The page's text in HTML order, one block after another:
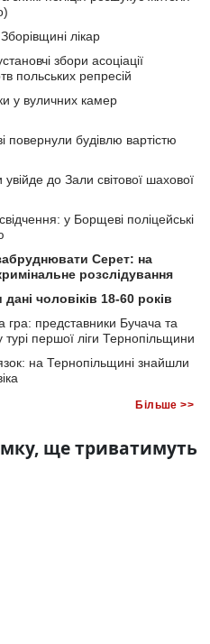
лікар
збори асоціації
польських репресій
у вуличних камер
повернули будівлю вартістю
до Зали світової шахової
у Борщеві поліцейські
Серет: на
розслідування
чоловіків 18-60 років
гра: представники Бучача та
першої ліги Тернопільщини
на Тернопільщині знайшли
Більше >>
ще триватимуть